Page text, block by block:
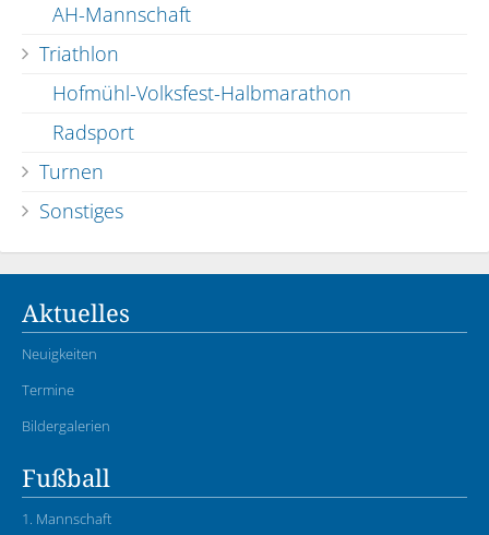
AH-Mannschaft
Triathlon
Hofmühl-Volksfest-Halbmarathon
Radsport
Turnen
Sonstiges
Aktuelles
Neuigkeiten
Termine
Bildergalerien
Fußball
1. Mannschaft